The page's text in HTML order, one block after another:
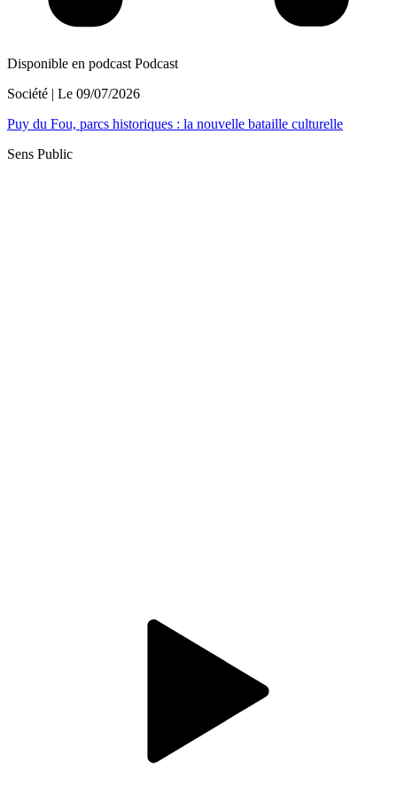
Disponible en podcast Podcast
Société | Le 09/07/2026
Puy du Fou, parcs historiques : la nouvelle bataille culturelle
Sens Public